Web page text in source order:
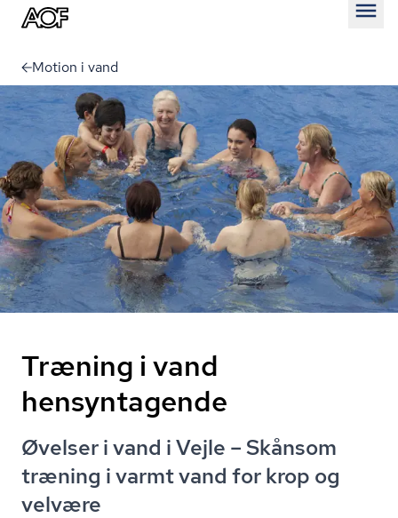
Motion i vand
Træning i vand
hensyntagende
Øvelser i vand i Vejle – Skånsom
træning i varmt vand for krop og
velvære